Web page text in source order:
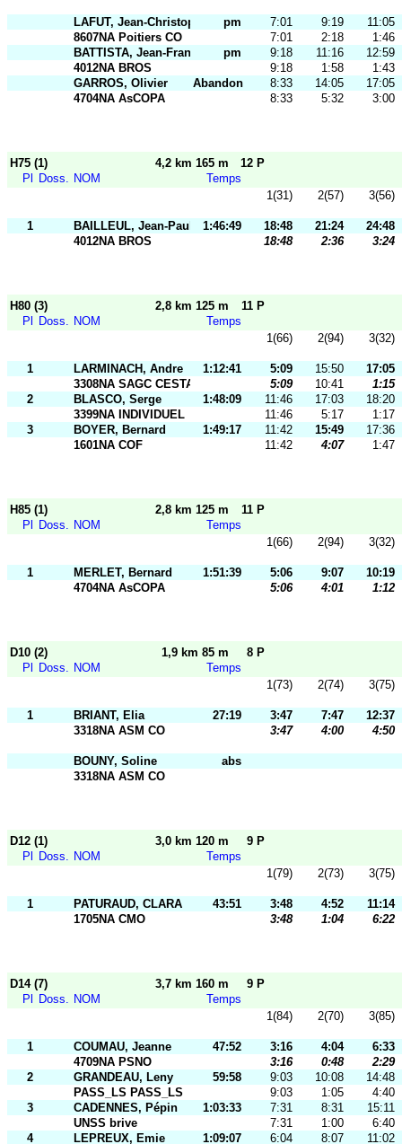
LAFUT, Jean-Christophe pm 7:01 9:19
11:05
8607NA Poitiers CO
7:01 2:18
1:46
BATTISTA, Jean-François
pm 9:18 11:16
12:59
4012NA BROS
9:18 1:58
1:43
GARROS, Olivier
Abandon 8:33 14:05
17:05
4704NA AsCOPA
8:33 5:32 3:00
H75 (1) 4,2 km 165 m
12 P
Pl
Doss. NOM
Temps
1(31)
2(57) 3(56)
1 BAILLEUL, Jean-Paul 1:46:49 18:48 21:24
24:48
4012NA BROS
18:48 2:36 3:24
H80 (3) 2,8 km 125 m
11 P
Pl
Doss. NOM
Temps
1(66)
2(94) 3(32)
1 LARMINACH, Andre 1:12:41 5:09 15:50
17:05
3308NA SAGC CESTAS
5:09 10:41
1:15
2
BLASCO, Serge 1:48:09 11:46 17:03
18:20
3399NA INDIVIDUEL
11:46 5:17
1:17
3
BOYER, Bernard 1:49:17 11:42 15:49
17:36
1601NA COF
11:42 4:07 1:47
H85 (1) 2,8 km 125 m
11 P
Pl
Doss. NOM
Temps
1(66)
2(94) 3(32)
1 MERLET, Bernard 1:51:39 5:06 9:07
10:19
4704NA AsCOPA
5:06 4:01 1:12
D10 (2) 1,9 km 85 m
8 P
Pl
Doss. NOM
Temps
1(73)
2(74) 3(75)
1 BRIANT, Elia 27:19 3:47 7:47
12:37
3318NA ASM CO
3:47 4:00 4:50
BOUNY, Soline
abs
3318NA ASM CO
D12 (1) 3,0 km 120 m
9 P
Pl
Doss. NOM
Temps
1(79)
2(73) 3(75)
1 PATURAUD, CLARA 43:51 3:48 4:52
11:14
1705NA CMO
3:48 1:04 6:22
D14 (7) 3,7 km 160 m
9 P
Pl
Doss. NOM
Temps
1(84)
2(70) 3(85)
1 COUMAU, Jeanne 47:52 3:16 4:04
6:33
4709NA PSNO
3:16 0:48
2:29
2
GRANDEAU, Leny 59:58 9:03 10:08
14:48
PASS_LS PASS_LS
9:03 1:05
4:40
3
CADENNES, Pépin 1:03:33 7:31 8:31
15:11
UNSS brive
7:31 1:00
6:40
4
LEPREUX, Emie 1:09:07 6:04 8:07 11:02